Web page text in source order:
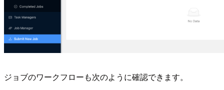
ジョブのワークフローも次のように確認できます。